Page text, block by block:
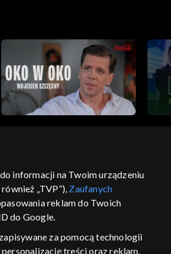
usług
informacji na Twoim urządzeniu
„TVP”), Zaufanych
reklam do Twoich
do Google.
za pomocą technologii
treści oraz reklam,